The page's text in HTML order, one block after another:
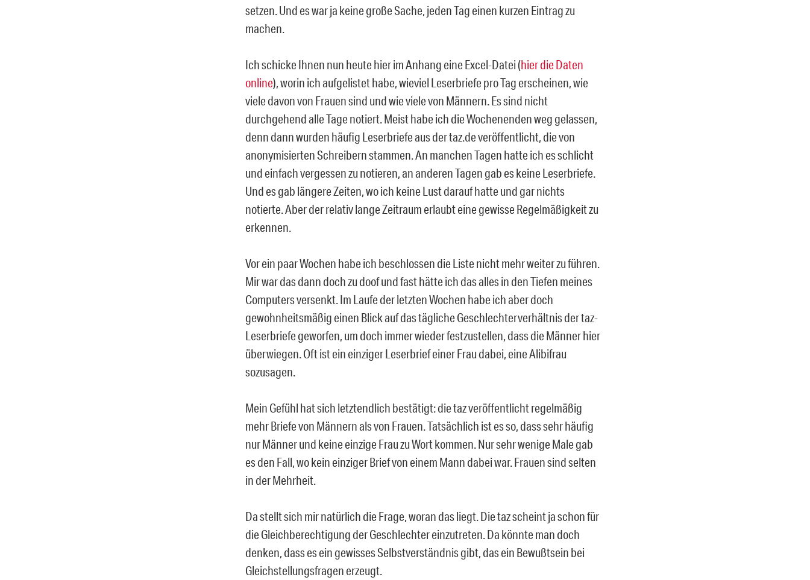
setzen. Und es war ja keine große Sache, jeden Tag einen kurzen Eintrag zu
machen.
Ich schicke Ihnen nun heute hier im Anhang eine Excel-Datei (hier die Daten
online), worin ich aufgelistet habe, wieviel Leserbriefe pro Tag erscheinen, wie
viele davon von Frauen sind und wie viele von Männern. Es sind nicht
durchgehend alle Tage notiert. Meist habe ich die Wochenenden weg gelassen,
denn dann wurden häufig Leserbriefe aus der taz.de veröffentlicht, die von
anonymisierten Schreibern stammen. An manchen Tagen hatte ich es schlicht
und einfach vergessen zu notieren, an anderen Tagen gab es keine Leserbriefe.
Und es gab längere Zeiten, wo ich keine Lust darauf hatte und gar nichts
notierte. Aber der relativ lange Zeitraum erlaubt eine gewisse Regelmäßigkeit zu
erkennen.
Vor ein paar Wochen habe ich beschlossen die Liste nicht mehr weiter zu führen.
Mir war das dann doch zu doof und fast hätte ich das alles in den Tiefen meines
Computers versenkt. Im Laufe der letzten Wochen habe ich aber doch
gewohnheitsmäßig einen Blick auf das tägliche Geschlechterverhältnis der taz-
Leserbriefe geworfen, um doch immer wieder festzustellen, dass die Männer hier
überwiegen. Oft ist ein einziger Leserbrief einer Frau dabei, eine Alibifrau
sozusagen.
Mein Gefühl hat sich letztendlich bestätigt: die taz veröffentlicht regelmäßig
mehr Briefe von Männern als von Frauen. Tatsächlich ist es so, dass sehr häufig
nur Männer und keine einzige Frau zu Wort kommen. Nur sehr wenige Male gab
es den Fall, wo kein einziger Brief von einem Mann dabei war. Frauen sind selten
in der Mehrheit.
Da stellt sich mir natürlich die Frage, woran das liegt. Die taz scheint ja schon für
die Gleichberechtigung der Geschlechter einzutreten. Da könnte man doch
denken, dass es ein gewisses Selbstverständnis gibt, das ein Bewußtsein bei
Gleichstellungsfragen erzeugt.